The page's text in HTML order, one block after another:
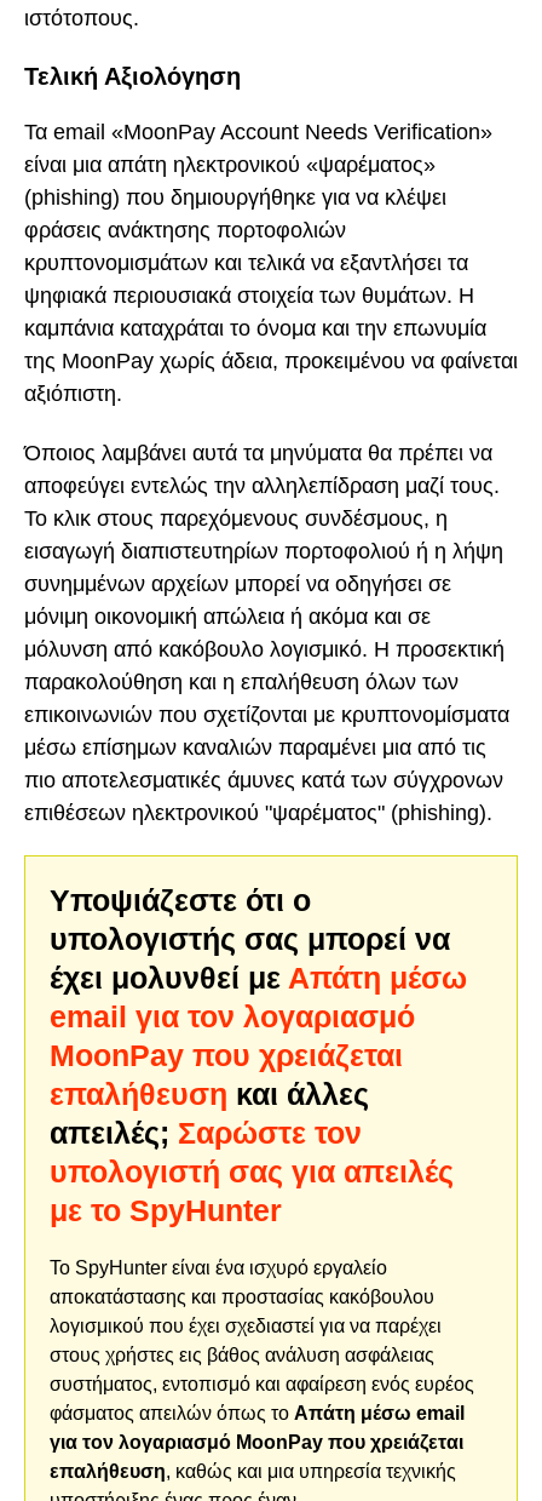
ιστότοπους.
Τελική Αξιολόγηση
Τα email «MoonPay Account Needs Verification»
είναι μια απάτη ηλεκτρονικού «ψαρέματος»
(phishing) που δημιουργήθηκε για να κλέψει
φράσεις ανάκτησης πορτοφολιών
κρυπτονομισμάτων και τελικά να εξαντλήσει τα
ψηφιακά περιουσιακά στοιχεία των θυμάτων. Η
καμπάνια καταχράται το όνομα και την επωνυμία
της MoonPay χωρίς άδεια, προκειμένου να φαίνεται
αξιόπιστη.
Όποιος λαμβάνει αυτά τα μηνύματα θα πρέπει να
αποφεύγει εντελώς την αλληλεπίδραση μαζί τους.
Το κλικ στους παρεχόμενους συνδέσμους, η
εισαγωγή διαπιστευτηρίων πορτοφολιού ή η λήψη
συνημμένων αρχείων μπορεί να οδηγήσει σε
μόνιμη οικονομική απώλεια ή ακόμα και σε
μόλυνση από κακόβουλο λογισμικό. Η προσεκτική
παρακολούθηση και η επαλήθευση όλων των
επικοινωνιών που σχετίζονται με κρυπτονομίσματα
μέσω επίσημων καναλιών παραμένει μια από τις
πιο αποτελεσματικές άμυνες κατά των σύγχρονων
επιθέσεων ηλεκτρονικού "ψαρέματος" (phishing).
Υποψιάζεστε ότι ο
υπολογιστής σας μπορεί να
έχει μολυνθεί με Απάτη μέσω
email για τον λογαριασμό
MoonPay που χρειάζεται
επαλήθευση και άλλες
απειλές; Σαρώστε τον
υπολογιστή σας για απειλές
με το SpyHunter
Το SpyHunter είναι ένα ισχυρό εργαλείο
αποκατάστασης και προστασίας κακόβουλου
λογισμικού που έχει σχεδιαστεί για να παρέχει
στους χρήστες εις βάθος ανάλυση ασφάλειας
συστήματος, εντοπισμό και αφαίρεση ενός ευρέος
φάσματος απειλών όπως το Απάτη μέσω email
για τον λογαριασμό MoonPay που χρειάζεται
επαλήθευση, καθώς και μια υπηρεσία τεχνικής